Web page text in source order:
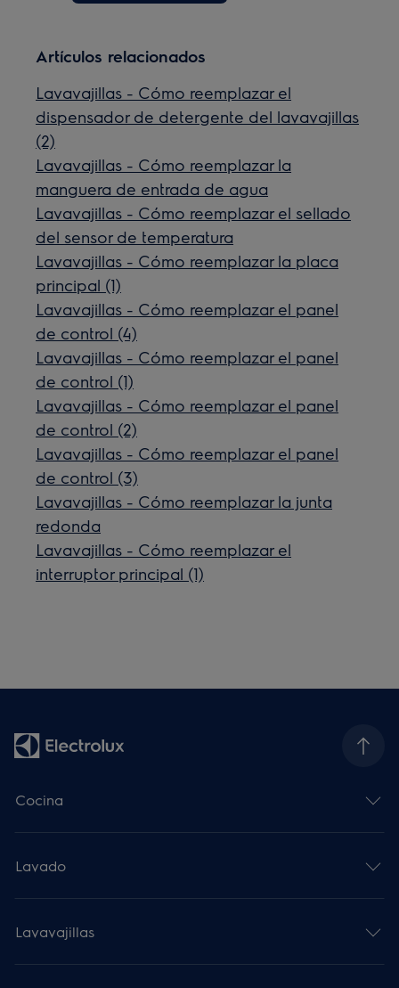
Artículos relacionados
Lavavajillas - Cómo reemplazar el
dispensador de detergente del lavavajillas
(2)
Lavavajillas - Cómo reemplazar la
manguera de entrada de agua
Lavavajillas - Cómo reemplazar el sellado
del sensor de temperatura
Lavavajillas - Cómo reemplazar la placa
principal (1)
Lavavajillas - Cómo reemplazar el panel
de control (4)
Lavavajillas - Cómo reemplazar el panel
de control (1)
Lavavajillas - Cómo reemplazar el panel
de control (2)
Lavavajillas - Cómo reemplazar el panel
de control (3)
Lavavajillas - Cómo reemplazar la junta
redonda
Lavavajillas - Cómo reemplazar el
interruptor principal (1)
Cocina
Lavado
Lavavajillas